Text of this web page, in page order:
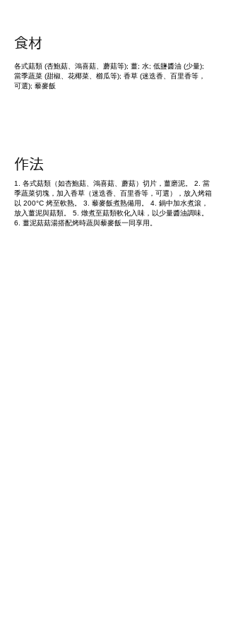
​食材
各式菇類 (杏鮑菇、鴻喜菇、蘑菇等); 薑; 水; 低鹽醬油 (少量);
當季蔬菜 (甜椒、花椰菜、櫛瓜等); 香草 (迷迭香、百里香等，
可選); 藜麥飯
作法
1. 各式菇類（如杏鮑菇、鴻喜菇、蘑菇）切片，薑磨泥。 2. 當
季蔬菜切塊，加入香草（迷迭香、百里香等，可選），放入烤箱
以 200°C 烤至軟熟。 3. 藜麥飯煮熟備用。 4. 鍋中加水煮滾，
放入薑泥與菇類。 5. 燉煮至菇類軟化入味，以少量醬油調味。
6. 薑泥菇菇湯搭配烤時蔬與藜麥飯一同享用。